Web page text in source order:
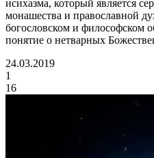
исихазма, который является
монашества и православной
богословском и философском
понятие о нетварных
24.03.2019
1
16